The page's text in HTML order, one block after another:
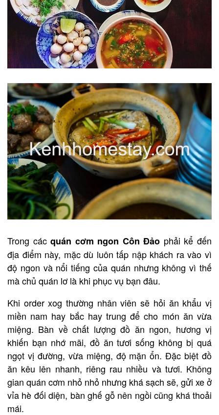
Trong cácquán cơm ngon Côn Đảo phải kể đến
địa điểm này, mặc dù luôn tấp nập khách ra vào vì
độ ngon và nổi tiếng của quán nhưng không vì thế
mà chủ quán lơ là khi phục vụ bạn đâu.
Khi order xog thường nhân viên sẽ hỏi ăn khẩu vị
miền nam hay bắc hay trung để cho món ăn vừa
miệng. Bàn về chất lượng đồ ăn ngon, hương vị
khiến bạn nhớ mãi, đồ ăn tươi sống không bị quá
ngọt vị đường, vừa miệng, độ mặn ổn. Đặc biệt đồ
ăn kêu lên nhanh, riêng rau nhiều và tươi. Không
gian quán cơm nhỏ nhỏ nhưng khá sạch sẽ, gửi xe ở
vỉa hè đối diện, bàn ghế gỗ nên ngồi cũng khá thoải
mái.